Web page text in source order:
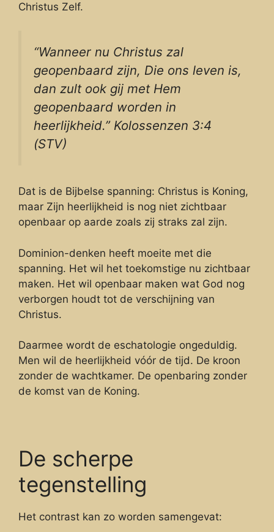
Christus Zelf.
“Wanneer nu Christus zal
geopenbaard zijn, Die ons leven is,
dan zult ook gij met Hem
geopenbaard worden in
heerlijkheid.” Kolossenzen 3:4
(STV)
Dat is de Bijbelse spanning: Christus is Koning,
maar Zijn heerlijkheid is nog niet zichtbaar
openbaar op aarde zoals zij straks zal zijn.
Dominion-denken heeft moeite met die
spanning. Het wil het toekomstige nu zichtbaar
maken. Het wil openbaar maken wat God nog
verborgen houdt tot de verschijning van
Christus.
Daarmee wordt de eschatologie ongeduldig.
Men wil de heerlijkheid vóór de tijd. De kroon
zonder de wachtkamer. De openbaring zonder
de komst van de Koning.
De scherpe
tegenstelling
Het contrast kan zo worden samengevat: